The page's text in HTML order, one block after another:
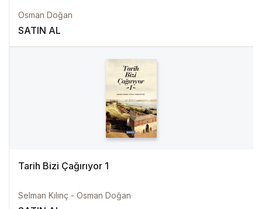
Osman Doğan
SATIN AL
Tarih Bizi Çağırıyor 1
Selman Kılınç - Osman Doğan